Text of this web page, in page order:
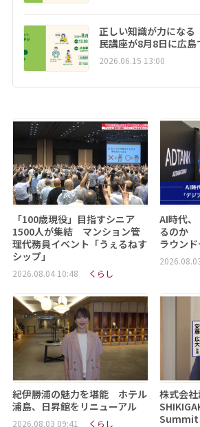
正しい知識が力にな
民講座が8月8日に広島
2026.06.15 13:00
「100歳現役」目指すシニア
1500人が集結 マンション管
理代務員イベント「うぇるねす
シップ」
2026.08.04 10:48 くらし
AI時代
るのか
ラウン
紀伊勝浦の魅力を堪能 ホテル
浦島、日昇館をリニューアル
2026.08.03 09:41 くらし
株式会
Summit